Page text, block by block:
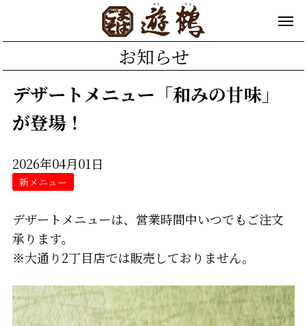
お知らせ
デザートメニュー「和みの甘味」
が登場！
2026年04月01日
新メニュー
デザートメニューは、営業時間中いつでもご注文
承ります。
※大通り2丁目店では販売しておりません。